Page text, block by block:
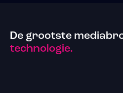
De grootste
technologie.